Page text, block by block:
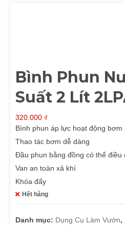
Bình Phun
Suất 2 Lít
320.000 ₫
Bình phun áp lực hoạt động bơm
Thao tác bơm dễ dàng
Đầu phun bằng đồng có thể điều
Van an toàn xả khí
Khóa đẩy
Hết hàng
Danh mục: Dụng Cụ Làm Vườn,